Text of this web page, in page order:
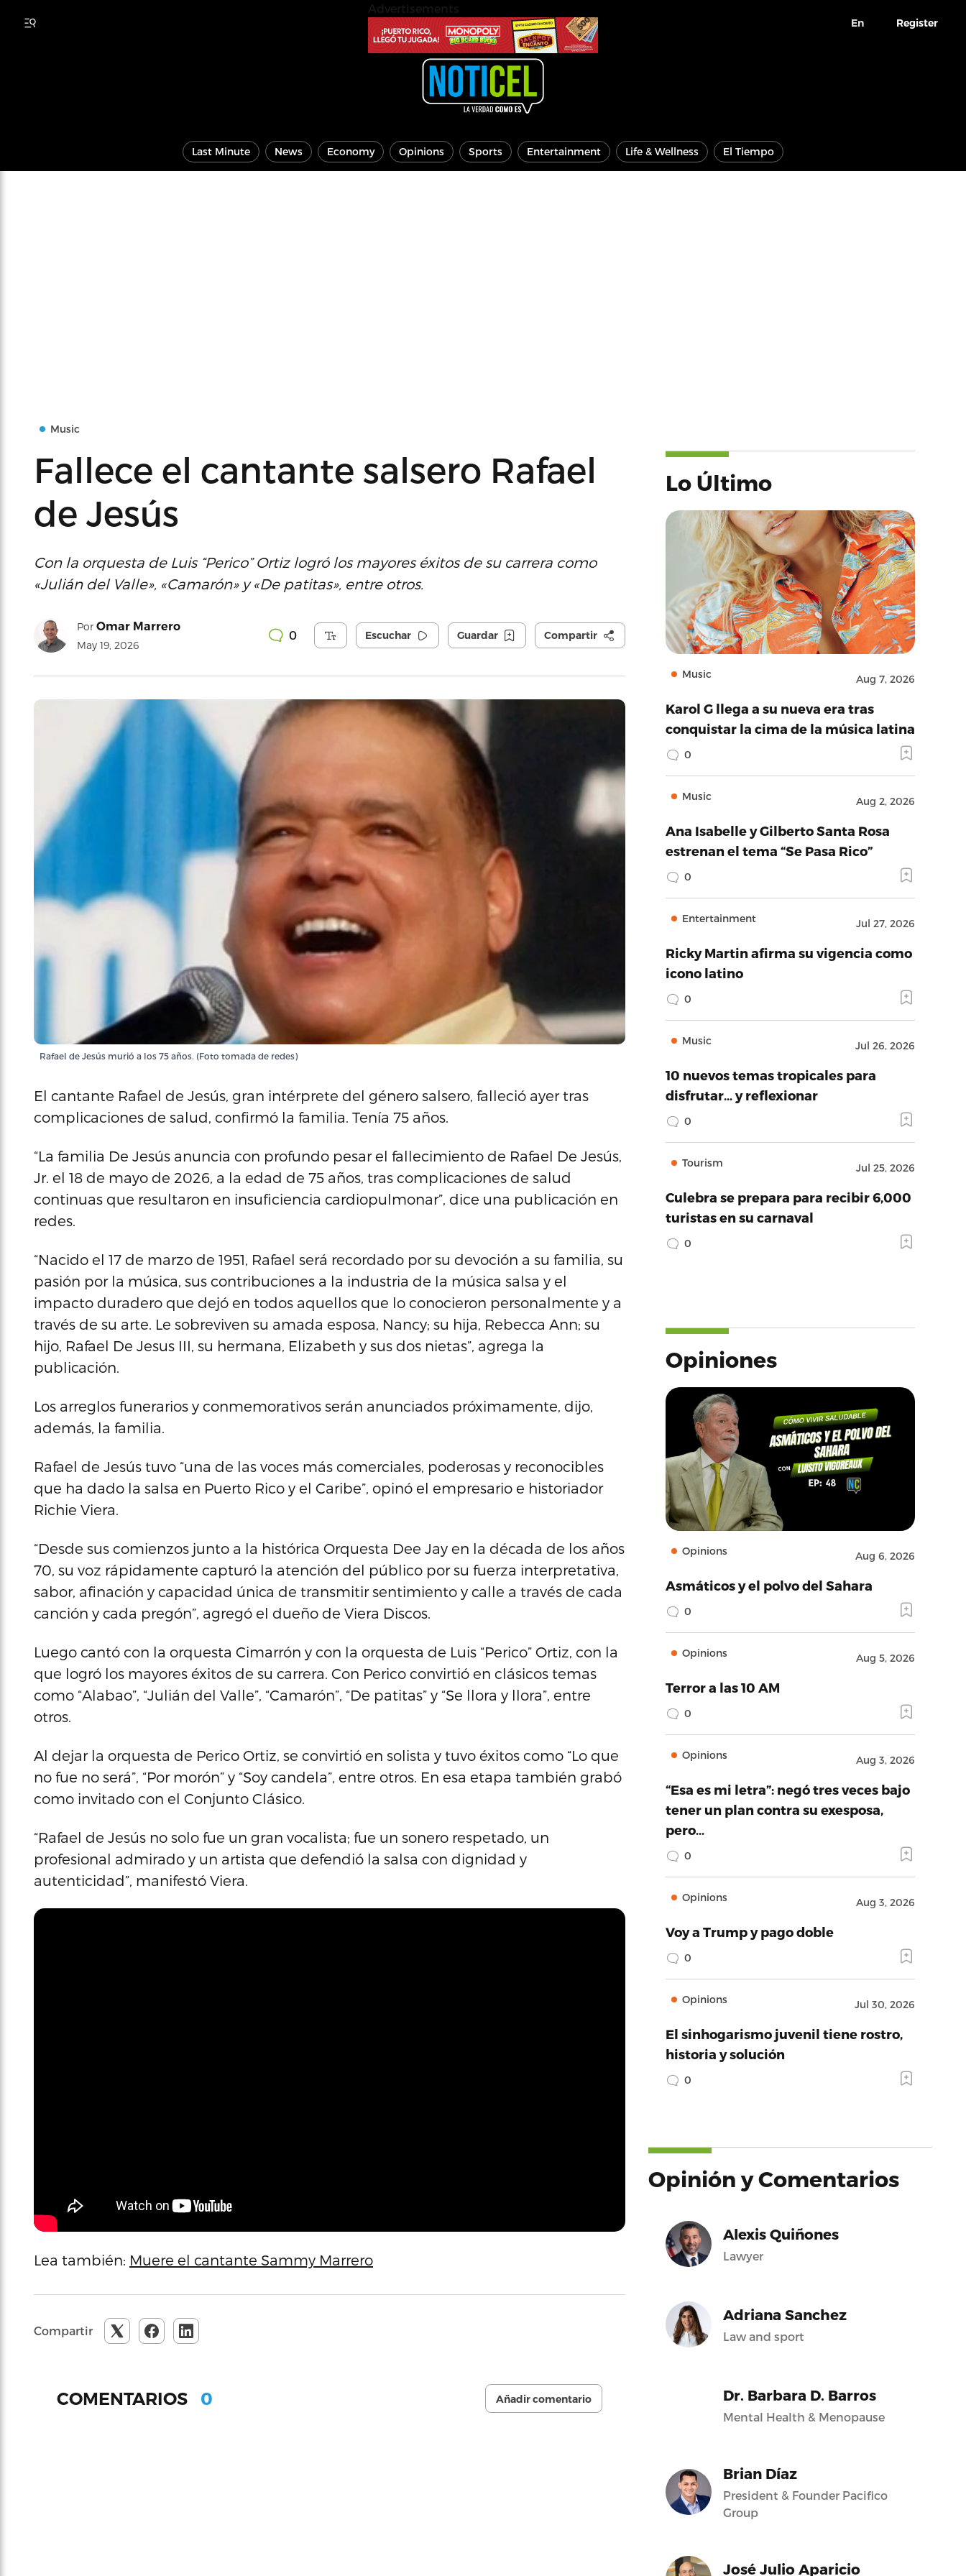
En Register
Last Minute News Economy Opinions Sports Entertainment Life & Wellness El Tiempo
Music
Fallece el cantante salsero Rafael
de Jesús
Con la orquesta de Luis “Perico” Ortiz logró los mayores éxitos de su carrera como
«Julián del Valle», «Camarón» y «De patitas», entre otros.
Por Omar Marrero
May 19, 2026
0 Escuchar Guardar Compartir
Rafael de Jesús murió a los 75 años. (Foto tomada de redes)
El cantante Rafael de Jesús, gran intérprete del género salsero, falleció ayer tras
complicaciones de salud, confirmó la familia. Tenía 75 años.
“La familia De Jesús anuncia con profundo pesar el fallecimiento de Rafael De Jesús,
Jr. el 18 de mayo de 2026, a la edad de 75 años, tras complicaciones de salud
continuas que resultaron en insuficiencia cardiopulmonar”, dice una publicación en
redes.
“Nacido el 17 de marzo de 1951, Rafael será recordado por su devoción a su familia, su
pasión por la música, sus contribuciones a la industria de la música salsa y el
impacto duradero que dejó en todos aquellos que lo conocieron personalmente y a
través de su arte. Le sobreviven su amada esposa, Nancy; su hija, Rebecca Ann; su
hijo, Rafael De Jesus III, su hermana, Elizabeth y sus dos nietas”, agrega la
publicación.
Los arreglos funerarios y conmemorativos serán anunciados próximamente, dijo,
además, la familia.
Rafael de Jesús tuvo “una de las voces más comerciales, poderosas y reconocibles
que ha dado la salsa en Puerto Rico y el Caribe”, opinó el empresario e historiador
Richie Viera.
“Desde sus comienzos junto a la histórica Orquesta Dee Jay en la década de los años
70, su voz rápidamente capturó la atención del público por su fuerza interpretativa,
sabor, afinación y capacidad única de transmitir sentimiento y calle a través de cada
canción y cada pregón”, agregó el dueño de Viera Discos.
Luego cantó con la orquesta Cimarrón y con la orquesta de Luis “Perico” Ortiz, con la
que logró los mayores éxitos de su carrera. Con Perico convirtió en clásicos temas
como “Alabao”, “Julián del Valle”, “Camarón”, “De patitas” y “Se llora y llora”, entre
otros.
Al dejar la orquesta de Perico Ortiz, se convirtió en solista y tuvo éxitos como “Lo que
no fue no será”, “Por morón” y “Soy candela”, entre otros. En esa etapa también grabó
como invitado con el Conjunto Clásico.
“Rafael de Jesús no solo fue un gran vocalista; fue un sonero respetado, un
profesional admirado y un artista que defendió la salsa con dignidad y
autenticidad”, manifestó Viera.
Lea también: Muere el cantante Sammy Marrero
Compartir
COMENTARIOS 0 Añadir comentario
Lo Último
Music Aug 7, 2026
Karol G llega a su nueva era tras
conquistar la cima de la música latina
0
Music Aug 2, 2026
Ana Isabelle y Gilberto Santa Rosa
estrenan el tema “Se Pasa Rico”
0
Entertainment Jul 27, 2026
Ricky Martin afirma su vigencia como
icono latino
0
Music Jul 26, 2026
10 nuevos temas tropicales para
disfrutar… y reflexionar
0
Tourism Jul 25, 2026
Culebra se prepara para recibir 6,000
turistas en su carnaval
0
Opiniones
Opinions Aug 6, 2026
Asmáticos y el polvo del Sahara
0
Opinions Aug 5, 2026
Terror a las 10 AM
0
Opinions Aug 3, 2026
“Esa es mi letra”: negó tres veces bajo
tener un plan contra su exesposa,
pero…
0
Opinions Aug 3, 2026
Voy a Trump y pago doble
0
Opinions Jul 30, 2026
El sinhogarismo juvenil tiene rostro,
historia y solución
0
Opinión y Comentarios
Alexis Quiñones
Lawyer
Adriana Sanchez
Law and sport
Dr. Barbara D. Barros
Mental Health & Menopause
Brian Díaz
President & Founder Pacifico
Group
José Julio Aparicio